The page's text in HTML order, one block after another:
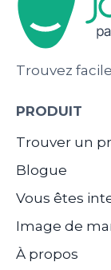
Trouvez
PRODUIT
Trouver un
Blogue
Vous êtes
Image de
À propos